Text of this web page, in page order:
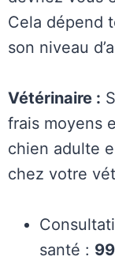
Cela dépend
son niveau
Vétérinaire :
frais moyens
chien adulte
chez votre
santé :